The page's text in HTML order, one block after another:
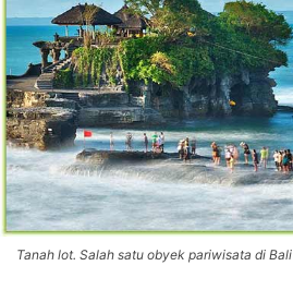
Tanah lot. Salah satu obyek pariwisata di Bali